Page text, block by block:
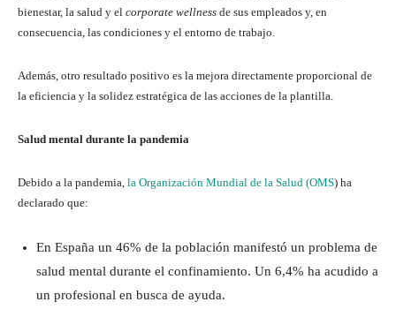
bienestar, la salud y el corporate wellness de sus empleados y, en
consecuencia, las condiciones y el entorno de trabajo.
Además, otro resultado positivo es la mejora directamente proporcional de
la eficiencia y la solidez estratégica de las acciones de la plantilla.
Salud mental durante la pandemia
Debido a la pandemia, la Organización Mundial de la Salud (OMS) ha
declarado que:
En España un 46% de la población manifestó un problema de
salud mental durante el confinamiento. Un 6,4% ha acudido a
un profesional en busca de ayuda.